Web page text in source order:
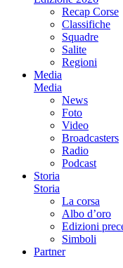
Recap Corse
Classifiche
Squadre
Salite
Regioni
Media
Media
News
Foto
Video
Broadcasters
Radio
Podcast
Storia
Storia
La corsa
Albo d’oro
Edizioni
Simboli
Partner